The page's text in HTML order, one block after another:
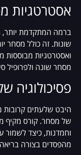
אסטרטגיות
ברמה המתקדמת יותר,
שונות. זה כולל מסחר
ואסטרטגיות מבוססות
מסחר שונה ולפרופיל
פסיכולוגיה
היבט שלעתים קרובות
של מסחר. קורס מקיף
וחמדנות, כיצד
מהפסדים בצורה